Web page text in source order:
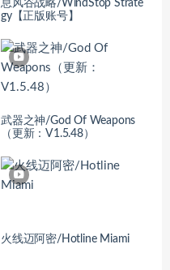
息风谷战略/WindStop Strate
gy【正版账号】
武器之神/God Of Weapons
（更新：V1.5.48）
火线迈阿密/Hotline Miami